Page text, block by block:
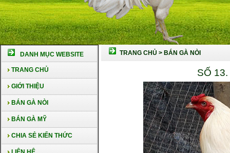
DANH MỤC WEBSITE
TRANG CHỦ
GIỚI THIỆU
BÁN GÀ NÒI
BÁN GÀ MỸ
CHIA SẺ KIẾN THỨC
TRANG CHỦ > BÁN GÀ NÒI
SỐ